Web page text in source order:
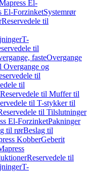
El-
El-ForzinketSystemrør
Reservedele til
T-
til
fasteOvergange
Overgange og
til
til
Reservedele til Muffer til
til T-stykker til
til Tilslutninger
El-ForzinketPakninger
til rørBeslag til
KobberGeberit
Reservedele til
T-